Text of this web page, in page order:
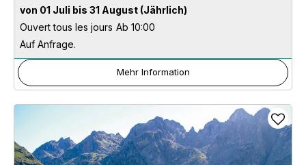
von 01 Juli bis 31 August (Jährlich)
Ouvert tous les jours Ab 10:00
Auf Anfrage.
Mehr Information